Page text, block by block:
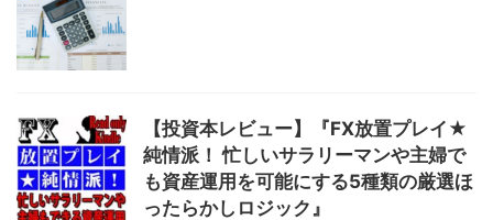
【投資本レビュー】『FX放置プレイ★
純情派！ 忙しいサラリーマンや主婦で
も資産運用を可能にする5種類の厳選ほ
ったらかしロジック』